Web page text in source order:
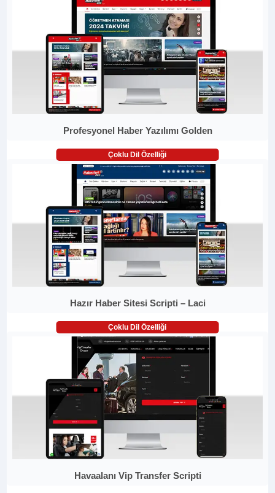
Profesyonel Haber Yazılımı Golden
Çoklu Dil Özelliği
Hazır Haber Sitesi Scripti – Laci
Çoklu Dil Özelliği
Havaalanı Vip Transfer Scripti